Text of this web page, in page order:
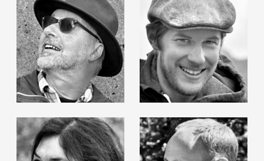
Gudrun Bielz Roland Haas
Hubert Lampert Markus Oberndorfer